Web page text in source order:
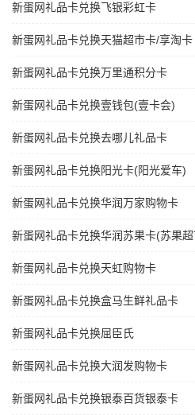
新蛋网礼品卡兑换飞银彩虹卡
新蛋网礼品卡兑换天猫超市卡/享淘卡
新蛋网礼品卡兑换万里通积分卡
新蛋网礼品卡兑换壹钱包(壹卡会)
新蛋网礼品卡兑换去哪儿礼品卡
新蛋网礼品卡兑换阳光卡(阳光爱车)
新蛋网礼品卡兑换华润万家购物卡
新蛋网礼品卡兑换华润苏果卡(苏果超
新蛋网礼品卡兑换天虹购物卡
新蛋网礼品卡兑换盒马生鲜礼品卡
新蛋网礼品卡兑换屈臣氏
新蛋网礼品卡兑换大润发购物卡
新蛋网礼品卡兑换银泰百货银泰卡